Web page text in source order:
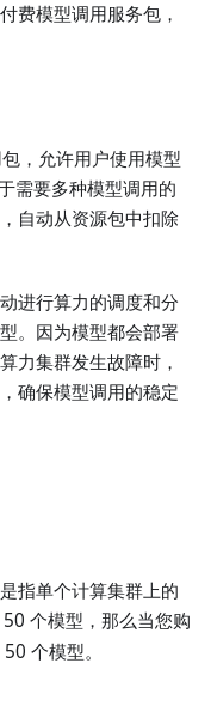
费模型调用服务包，
，允许用户使用模型
需要多种模型调用的
自动从资源包中扣除
进行算力的调度和分
。因为模型都会部署
力集群发生故障时，
确保模型调用的稳定
指单个计算集群上的
个模型，那么当您购
个模型。